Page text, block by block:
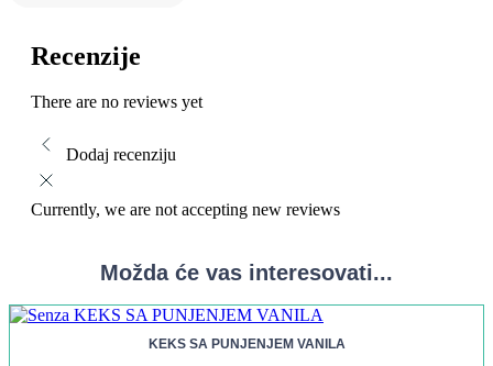
Recenzije
There are no reviews yet
Dodaj recenziju
Currently, we are not accepting new reviews
Možda će vas interesovati...
KEKS SA PUNJENJEM VANILA